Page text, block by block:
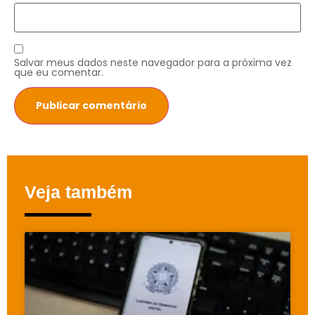
Salvar meus dados neste navegador para a próxima vez
que eu comentar.
Veja também